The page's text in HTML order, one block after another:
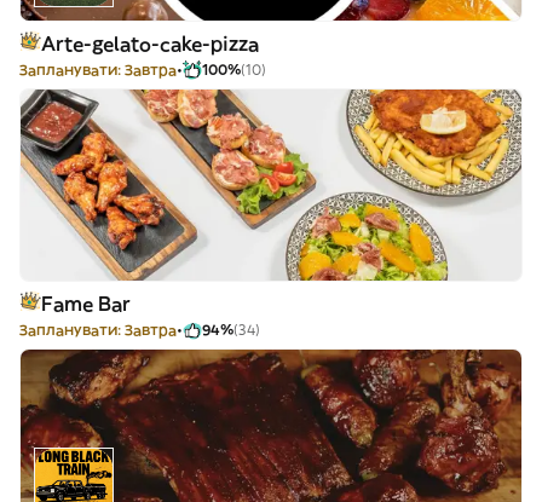
Arte-gelato-cake-pizza
Запланувати: Завтра 100%(10)
Fame Bar
Запланувати: Завтра 94%(34)